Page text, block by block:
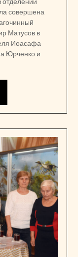
совершена
Матусов в
Иоасафа
Юрченко и